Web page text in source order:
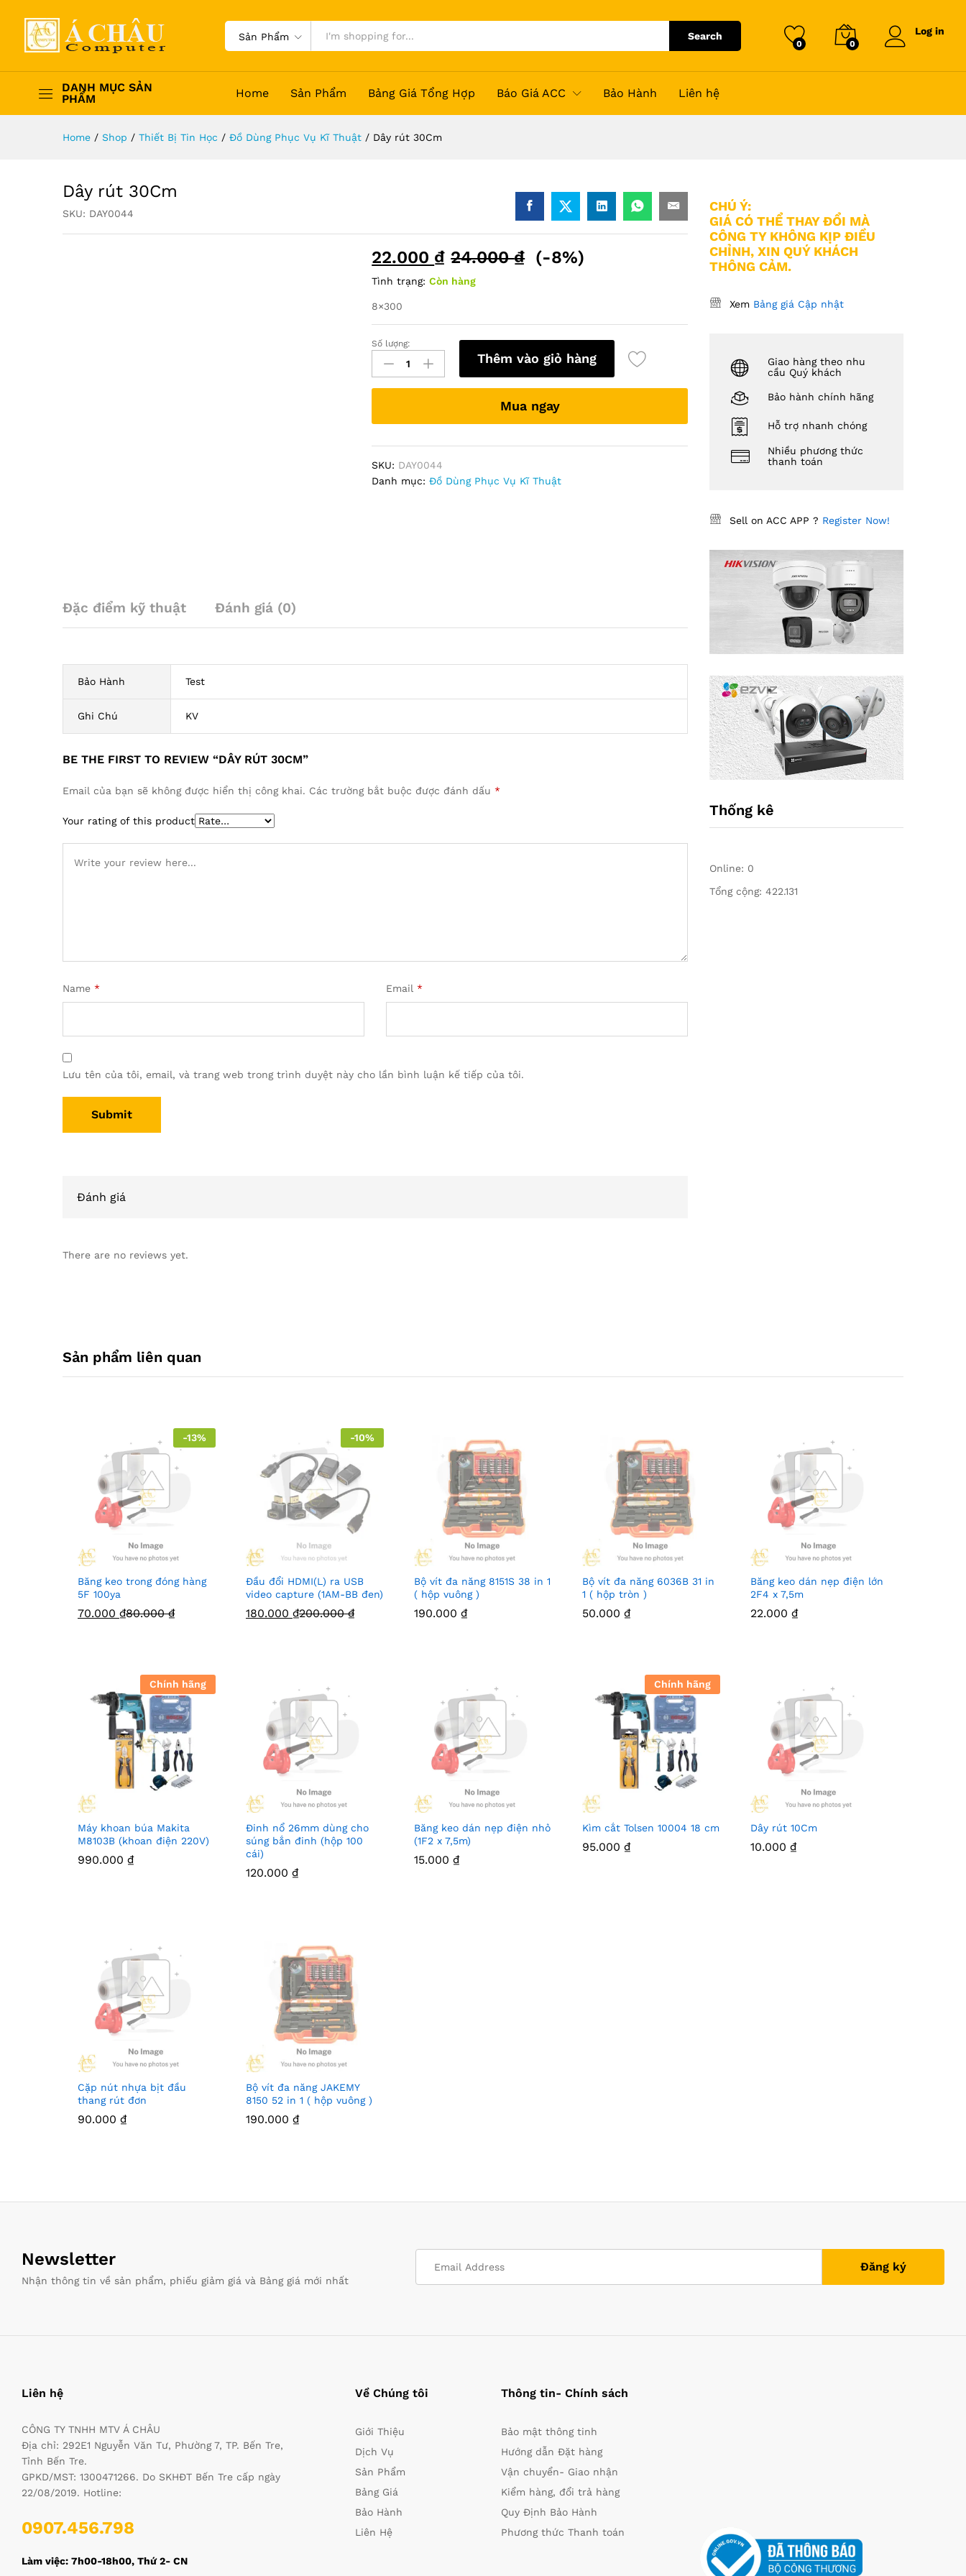
Sản Phẩm Search
0 0
Log in
DANH MỤC SẢN
PHẨM
Home Sản Phẩm Bảng Giá Tổng Hợp Báo Giá ACC Bảo Hành Liên hệ
Home / Shop / Thiết Bị Tin Học / Đồ Dùng Phục Vụ Kĩ Thuật / Dây rút 30Cm
Dây rút 30Cm
SKU: DAY0044
22.000 ₫ 24.000₫ (-8%)
Tình trạng: Còn hàng
8×300
Dây
rút
30Cm
Số lượng:
Thêm vào giỏ hàng
Mua ngay
SKU: DAY0044
Danh mục:Đồ Dùng Phục Vụ Kĩ Thuật
Đặc điểm kỹ thuật Đánh giá (0)
Bảo Hành Test
Ghi Chú KV
BE THE FIRST TO REVIEW “DÂY RÚT 30CM”
Email của bạn sẽ không được hiển thị công khai. Các trường bắt buộc được đánh dấu *
Your rating of this product
Name * Email *
Lưu tên của tôi, email, và trang web trong trình duyệt này cho lần bình luận kế tiếp của tôi.
Đánh giá
There are no reviews yet.
CHÚ Ý:
GIÁ CÓ THỂ THAY ĐỔI MÀ
CÔNG TY KHÔNG KỊP ĐIỀU
CHỈNH, XIN QUÝ KHÁCH
THÔNG CẢM.
Xem Bảng giá Cập nhật
Giao hàng theo nhu
cầu Quý khách
Bảo hành chính hãng
Hỗ trợ nhanh chóng
Nhiều phương thức
thanh toán
Sell on ACC APP ? Register Now!
Thống kê
Online: 0
Tổng cộng: 422.131
Sản phẩm liên quan
-13%
Băng keo trong đóng hàng
5F 100ya
70.000 ₫80.000₫
-10%
Đầu đổi HDMI(L) ra USB
video capture (1AM-BB đen)
180.000 ₫200.000₫
Bộ vít đa năng 8151S 38 in 1
( hộp vuông )
190.000 ₫
Bộ vít đa năng 6036B 31 in
1 ( hộp tròn )
50.000 ₫
Băng keo dán nẹp điện lớn
2F4 x 7,5m
22.000 ₫
Chính hãng
Máy khoan búa Makita
M8103B (khoan điện 220V)
990.000 ₫
Đinh nổ 26mm dùng cho
súng bắn đinh (hộp 100
cái)
120.000 ₫
Băng keo dán nẹp điện nhỏ
(1F2 x 7,5m)
15.000 ₫
Chính hãng
Kìm cắt Tolsen 10004 18 cm
95.000 ₫
Dây rút 10Cm
10.000 ₫
Cặp nút nhựa bịt đầu
thang rút đơn
90.000 ₫
Bộ vít đa năng JAKEMY
8150 52 in 1 ( hộp vuông )
190.000 ₫
Newsletter
Nhận thông tin về sản phẩm, phiếu giảm giá và Bảng giá mới nhất
Liên hệ
CÔNG TY TNHH MTV Á CHÂU
Địa chỉ: 292E1 Nguyễn Văn Tư, Phường 7, TP. Bến Tre,
Tỉnh Bến Tre.
GPKD/MST: 1300471266. Do SKHĐT Bến Tre cấp ngày
22/08/2019. Hotline:
0907.456.798
Làm việc: 7h00-18h00, Thứ 2- CN
Về Chúng tôi
Giới Thiệu
Dịch Vụ
Sản Phẩm
Bảng Giá
Bảo Hành
Liên Hệ
Thông tin- Chính sách
Bảo mật thông tinh
Hướng dẫn Đặt hàng
Vận chuyển- Giao nhận
Kiểm hàng, đổi trả hàng
Quy Định Bảo Hành
Phương thức Thanh toán